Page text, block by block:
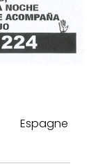
Espagne